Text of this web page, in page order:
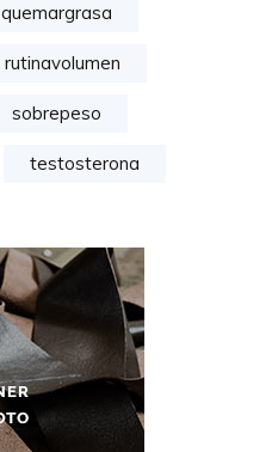
quemargrasa
rutinavolumen
sobrepeso
testosterona